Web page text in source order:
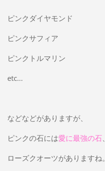
ピンクダイヤモンド
ピンクサフィア
ピンクトルマリン
etc...
などなどがありますが、
ピンクの石には愛に最強の石、
ローズクオーツがありますね。